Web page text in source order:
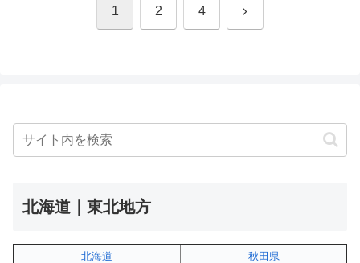
1 2 4 次
北海道｜東北地方
北海道
秋田県